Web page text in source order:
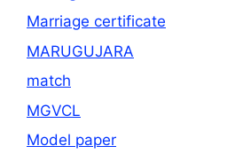
Marriage certificate
MARUGUJARA
match
MGVCL
Model paper